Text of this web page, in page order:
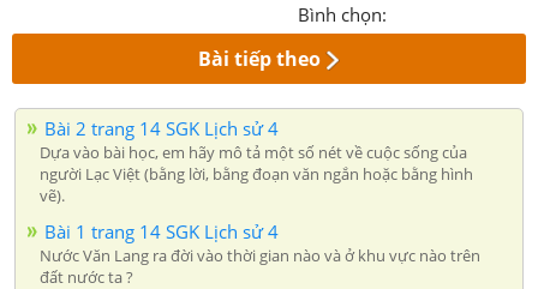
Bình chọn:
Bài tiếp theo
Bài 2 trang 14 SGK Lịch sử 4
Dựa vào bài học, em hãy mô tả một số nét về cuộc sống của
người Lạc Việt (bằng lời, bằng đoạn văn ngắn hoặc bằng hình
vẽ).
Bài 1 trang 14 SGK Lịch sử 4
Nước Văn Lang ra đời vào thời gian nào và ở khu vực nào trên
đất nước ta ?